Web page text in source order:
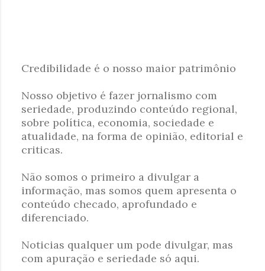
o
s
t
a
r
m
c
o
m
n
t
Credibilidade é o nosso maior patrimônio
Nosso objetivo é fazer jornalismo com
seriedade, produzindo conteúdo regional,
sobre política, economia, sociedade e
atualidade, na forma de opinião, editorial e
criticas.
Não somos o primeiro a divulgar a
informação, mas somos quem apresenta o
conteúdo checado, aprofundado e
diferenciado.
Noticias qualquer um pode divulgar, mas
com apuração e seriedade só aqui.